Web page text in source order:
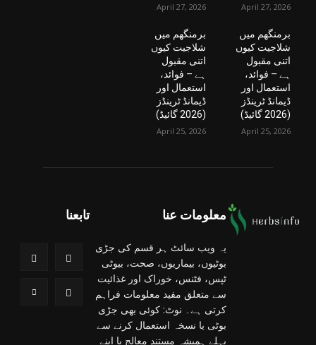
April 27, 2026
برمنگھم میں
شلاجیت کیوں
اتنی مقبول
ہے – فوائد،
استعمال اور
ڈیمانڈ ٹرینڈز
(2026 گائیڈ)
April 25, 2026
April 27, 2026
برمنگھم میں
شلاجیت کیوں
اتنی مقبول
ہے – فوائد،
استعمال اور
ڈیمانڈ ٹرینڈز
(2026 گائیڈ)
April 25, 2026
معلومات عنا
یہ ویب سائٹ ہر قسم کی جڑی
بوٹیوں، بیماریوں، صحت، بیوٹی
ٹپس، فٹنس، خوراک اور غذائیت
سے متعلق مفید معلومات فراہم
کرتی ہے۔ نوٹ: کوئی بھی جڑی
بوٹی یا نسخہ استعمال کرنے سے
پہلے ہمیشہ مستند معالج یا اپنے
تابعنا